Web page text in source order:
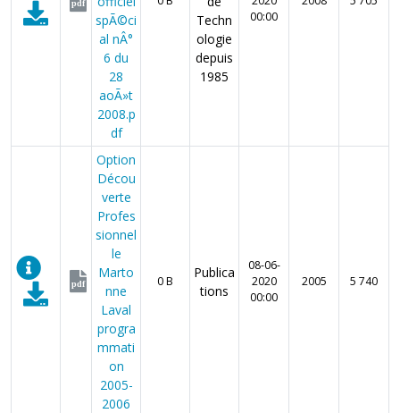
pdf
spÃ©ci
al nÂ°
6 du
28
aoÃ»t
2008.p
df
Techn
ologie
depuis
1985
00:00
pdf
Option
Décou
verte
Profes
sionnel
le
Marto
nne
Laval
progra
mmati
on
2005-
2006
0 B
Publica
tions
08-06-
2020
00:00
2005 5 740